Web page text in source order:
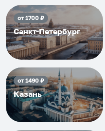
от1700₽
Санкт-Петербург
от1490₽
Казань